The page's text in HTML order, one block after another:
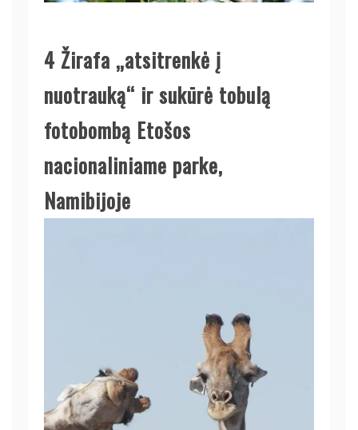
4 Žirafa „atsitrenkė į
nuotrauką“ ir sukūrė tobulą
fotobombą Etošos
nacionaliniame parke,
Namibijoje